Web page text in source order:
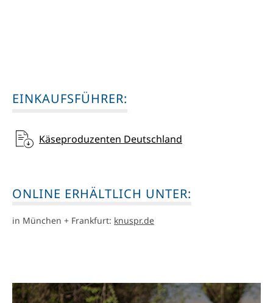
EINKAUFSFÜHRER:
Käseproduzenten Deutschland
ONLINE ERHÄLTLICH UNTER:
in München + Frankfurt: knuspr.de